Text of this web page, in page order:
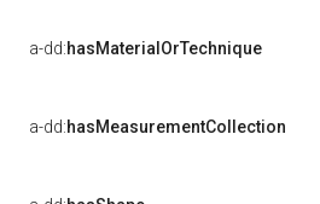
a-dd:hasMaterialOrTechnique
a-dd:hasMeasurementCollection